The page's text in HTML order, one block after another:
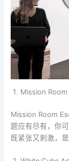
Mission
Mission Room
题应有尽有，你
既紧张又刺激，